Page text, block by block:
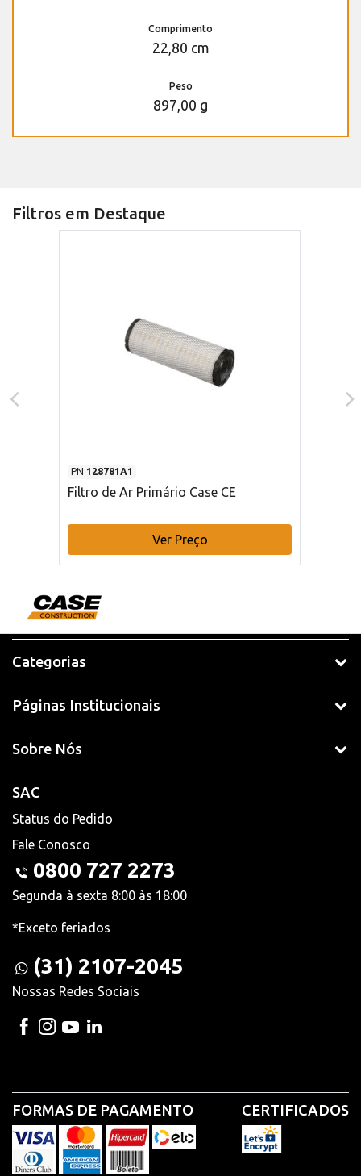
Comprimento
22,80 cm
Peso
897,00 g
Filtros em Destaque
PN 128781A1
Filtro de Ar Primário Case CE
Ver Preço
Categorias
Páginas Institucionais
Sobre Nós
SAC
Status do Pedido
Fale Conosco
0800 727 2273
Segunda à sexta 8:00 às 18:00
*Exceto feriados
(31) 2107-2045
Nossas Redes Sociais
FORMAS DE PAGAMENTO CERTIFICADOS